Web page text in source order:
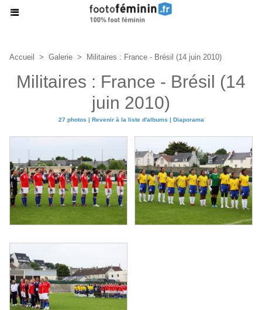
Accueil > Galerie > Militaires : France - Brésil (14 juin 2010)
Militaires : France - Brésil (14
juin 2010)
27 photos | Revenir à la liste d'albums | Diaporama